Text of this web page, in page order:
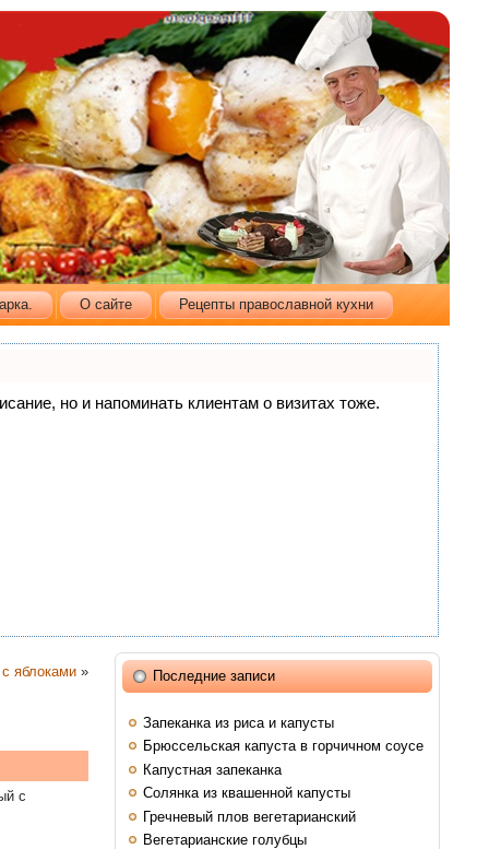
О сайте Рецепты православной кухни
но и напоминать клиентам о визитах тоже.
яблоками »
с
Последние записи
Запеканка из риса и капусты
Брюссельская капуста в горчичном соусе
Капустная запеканка
Солянка из квашенной капусты
Гречневый плов вегетарианский
Вегетарианские голубцы